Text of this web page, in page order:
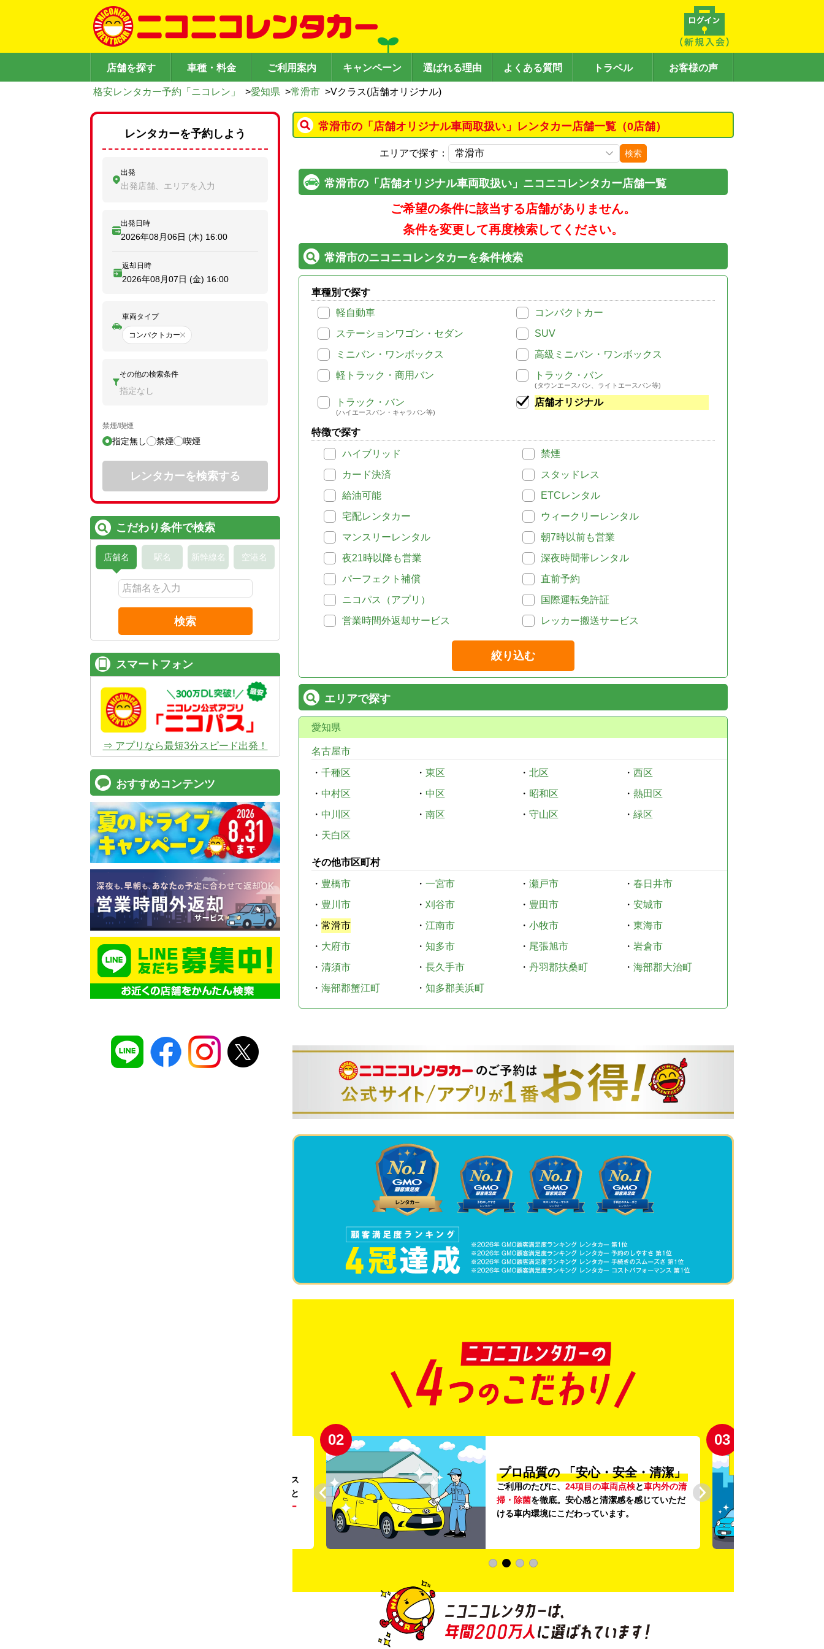
店舗を探す 車種・料金 ご利用案内 キャンペーン 選ばれる理由 よくある質問 トラベル お客様の声
格安レンタカー予約「ニコレン」 >愛知県 >常滑市 >Vクラス(店舗オリジナル)
常滑市の「店舗オリジナル車両取扱い」レンタカー店舗一覧（0店舗）
エリアで探す： 検索
常滑市の「店舗オリジナル車両取扱い」ニコニコレンタカー店舗一覧
ご希望の条件に該当する店舗がありません。
条件を変更して再度検索してください。
常滑市のニコニコレンタカーを条件検索
車種別で探す
軽自動車
コンパクトカー
ステーションワゴン・セダン
SUV
ミニバン・ワンボックス
高級ミニバン・ワンボックス
軽トラック・商用バン
トラック・バン
(タウンエースバン、ライトエースバン等)
トラック・バン
(ハイエースバン・キャラバン等)
店舗オリジナル
特徴で探す
ハイブリッド
禁煙
カード決済
スタッドレス
給油可能
ETCレンタル
宅配レンタカー
ウィークリーレンタル
マンスリーレンタル
朝7時以前も営業
夜21時以降も営業
深夜時間帯レンタル
パーフェクト補償
直前予約
ニコパス（アプリ）
国際運転免許証
営業時間外返却サービス
レッカー搬送サービス
絞り込む
エリアで探す
愛知県
名古屋市
・ 千種区 ・ 東区 ・ 北区 ・ 西区
・ 中村区 ・ 中区 ・ 昭和区 ・ 熱田区
・ 中川区 ・ 南区 ・ 守山区 ・ 緑区
・ 天白区
その他市区町村
・ 豊橋市 ・ 一宮市 ・ 瀬戸市 ・ 春日井市
・ 豊川市 ・ 刈谷市 ・ 豊田市 ・ 安城市
・ 常滑市 ・ 江南市 ・ 小牧市 ・ 東海市
・ 大府市 ・ 知多市 ・ 尾張旭市 ・ 岩倉市
・ 清須市 ・ 長久手市 ・ 丹羽郡扶桑町 ・ 海部郡大治町
・ 海部郡蟹江町 ・ 知多郡美浜町
。ガソリンス
タンドや整備工場の既存インフラを活用すること
リー
02
プロ品質の 「安心・安全・清潔」
ご利用のたびに、 24項目の車両点検と車内外の清
掃・除菌を徹底。安心感と清潔感を感じていただ
ける車内環境にこだわっています。
03
レンタカーを予約しよう
出発
出発店舗、エリアを入力
出発日時
2026年08月06日 (木) 16:00
返却日時
2026年08月07日 (金) 16:00
車両タイプ
コンパクトカー
その他の検索条件
指定なし
禁煙/喫煙
指定無し 禁煙 喫煙
レンタカーを検索する
こだわり条件で検索
店舗名 駅名 新幹線名 空港名
検索
スマートフォン
⇒ アプリなら最短3分スピード出発！
おすすめコンテンツ